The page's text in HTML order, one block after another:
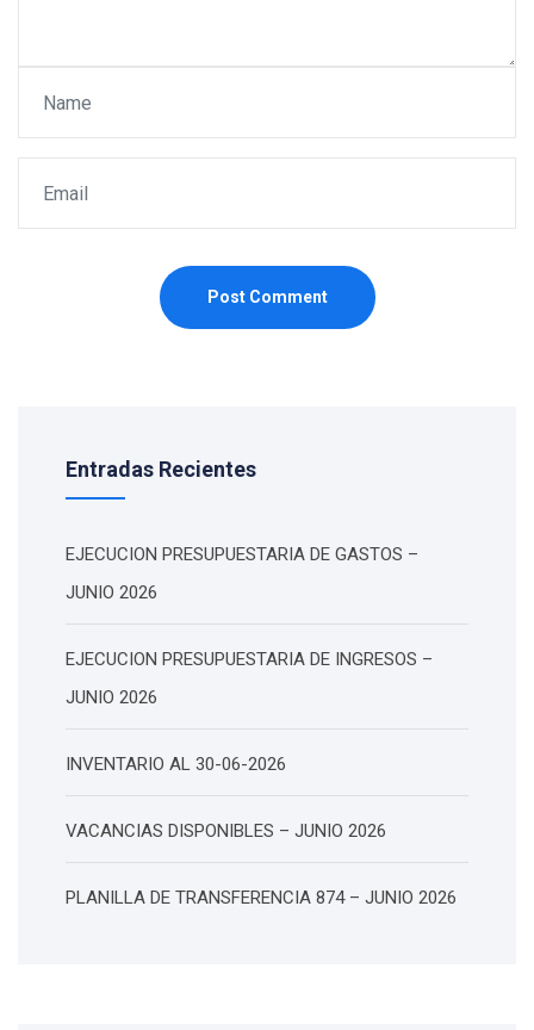
Post Comment
Entradas Recientes
EJECUCION PRESUPUESTARIA DE GASTOS –
JUNIO 2026
EJECUCION PRESUPUESTARIA DE INGRESOS –
JUNIO 2026
INVENTARIO AL 30-06-2026
VACANCIAS DISPONIBLES – JUNIO 2026
PLANILLA DE TRANSFERENCIA 874 – JUNIO 2026